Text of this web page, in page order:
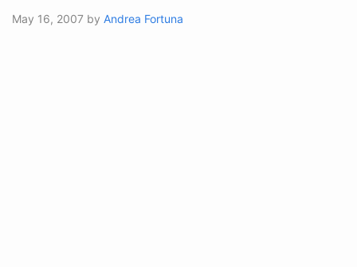
May 16, 2007 by Andrea Fortuna